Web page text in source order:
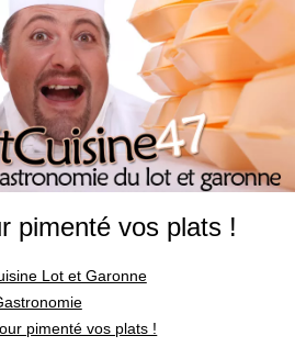
pimenté vos plats !
Lot et Garonne
pimenté vos plats !